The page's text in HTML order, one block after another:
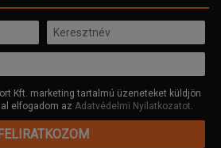
Kft. marketing tartalmú üzeneteket küldjön
elfogadom az Adatvédelmi Nyilatkozatot.